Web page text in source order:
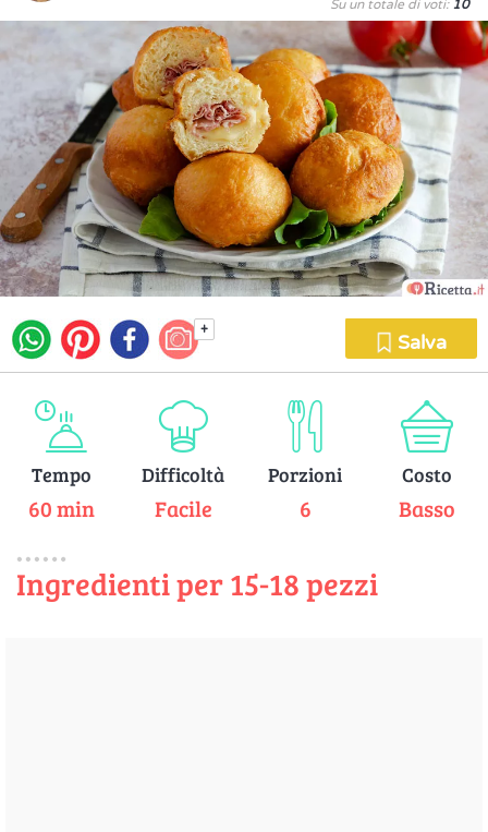
Su un totale di voti: 10
+
Salva
Tempo
60 min
Difficoltà
Facile
Porzioni
6
Costo
Basso
Ingredienti per 15-18 pezzi